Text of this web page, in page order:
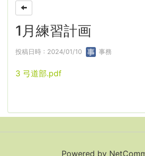
1月練習計画
投稿日時 : 2024/01/10 事務
3 弓道部.pdf
Powered by